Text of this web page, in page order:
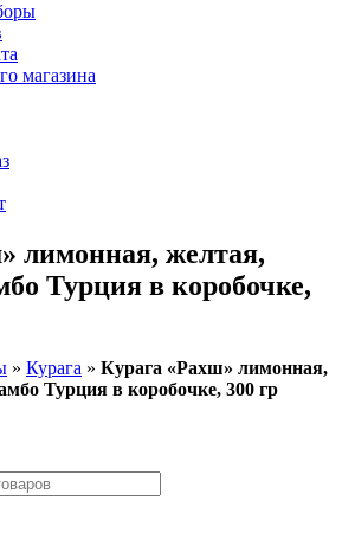
магазина
лимонная, желтая,
Турция в коробочке,
» Курага » Курага «Рахш» лимонная,
Турция в коробочке, 300 гр